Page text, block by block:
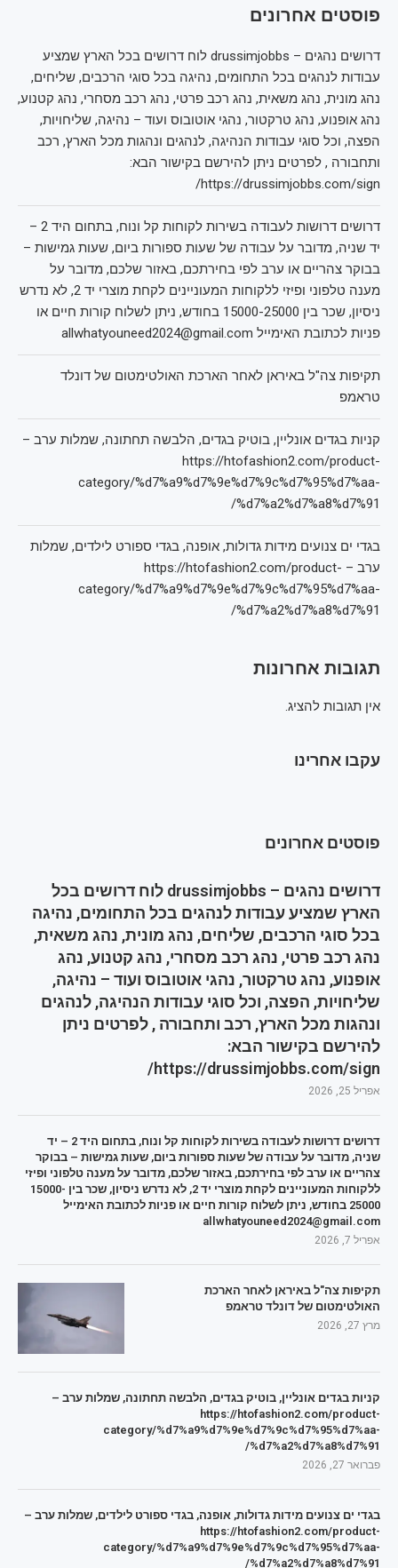
פוסטים אחרונים
דרושים נהגים – drussimjobbs לוח דרושים בכל הארץ שמציע
עבודות לנהגים בכל התחומים, נהיגה בכל סוגי הרכבים, שליחים,
נהג מונית, נהג משאית, נהג רכב פרטי, נהג רכב מסחרי, נהג קטנוע,
נהג אופנוע, נהג טרקטור, נהגי אוטובוס ועוד – נהיגה, שליחויות,
הפצה, וכל סוגי עבודות הנהיגה, לנהגים ונהגות מכל הארץ, רכב
ותחבורה , לפרטים ניתן להירשם בקישור הבא:
https://drussimjobbs.com/sign/
דרושים דרושות לעבודה בשירות לקוחות קל ונוח, בתחום היד 2 –
יד שניה, מדובר על עבודה של שעות ספורות ביום, שעות גמישות –
בבוקר צהריים או ערב לפי בחירתכם, באזור שלכם, מדובר על
מענה טלפוני ופיזי ללקוחות המעוניינים לקחת מוצרי יד 2, לא נדרש
ניסיון, שכר בין 15000-25000 בחודש, ניתן לשלוח קורות חיים או
פניות לכתובת האימייל allwhatyouneed2024@gmail.com
תקיפות צה"ל באיראן לאחר הארכת האולטימטום של דונלד
טראמפ
קניות בגדים אונליין, בוטיק בגדים, הלבשה תחתונה, שמלות ערב –
https://htofashion2.com/product-
category/%d7%a9%d7%9e%d7%9c%d7%95%d7%aa-
%d7%a2%d7%a8%d7%91/
בגדי ים צנועים מידות גדולות, אופנה, בגדי ספורט לילדים, שמלות
ערב – https://htofashion2.com/product-
category/%d7%a9%d7%9e%d7%9c%d7%95%d7%aa-
%d7%a2%d7%a8%d7%91/
תגובות אחרונות
אין תגובות להציג.
עקבו אחרינו
פוסטים אחרונים
דרושים נהגים – drussimjobbs לוח דרושים בכל
הארץ שמציע עבודות לנהגים בכל התחומים, נהיגה
בכל סוגי הרכבים, שליחים, נהג מונית, נהג משאית,
נהג רכב פרטי, נהג רכב מסחרי, נהג קטנוע, נהג
אופנוע, נהג טרקטור, נהגי אוטובוס ועוד – נהיגה,
שליחויות, הפצה, וכל סוגי עבודות הנהיגה, לנהגים
ונהגות מכל הארץ, רכב ותחבורה , לפרטים ניתן
להירשם בקישור הבא:
https://drussimjobbs.com/sign/
אפריל 25, 2026
דרושים דרושות לעבודה בשירות לקוחות קל ונוח, בתחום היד 2 – יד
שניה, מדובר על עבודה של שעות ספורות ביום, שעות גמישות – בבוקר
צהריים או ערב לפי בחירתכם, באזור שלכם, מדובר על מענה טלפוני ופיזי
ללקוחות המעוניינים לקחת מוצרי יד 2, לא נדרש ניסיון, שכר בין 15000-
25000 בחודש, ניתן לשלוח קורות חיים או פניות לכתובת האימייל
allwhatyouneed2024@gmail.com
אפריל 7, 2026
תקיפות צה"ל באיראן לאחר הארכת
האולטימטום של דונלד טראמפ
מרץ 27, 2026
קניות בגדים אונליין, בוטיק בגדים, הלבשה תחתונה, שמלות ערב –
https://htofashion2.com/product-
category/%d7%a9%d7%9e%d7%9c%d7%95%d7%aa-
%d7%a2%d7%a8%d7%91/
פברואר 27, 2026
בגדי ים צנועים מידות גדולות, אופנה, בגדי ספורט לילדים, שמלות ערב –
https://htofashion2.com/product-
category/%d7%a9%d7%9e%d7%9c%d7%95%d7%aa-
%d7%a2%d7%a8%d7%91/